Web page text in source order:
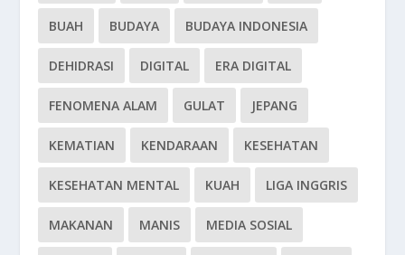
BUAH BUDAYA BUDAYA INDONESIA
DEHIDRASI DIGITAL ERA DIGITAL
FENOMENA ALAM GULAT JEPANG
KEMATIAN KENDARAAN KESEHATAN
KESEHATAN MENTAL KUAH LIGA INGGRIS
MAKANAN MANIS MEDIA SOSIAL